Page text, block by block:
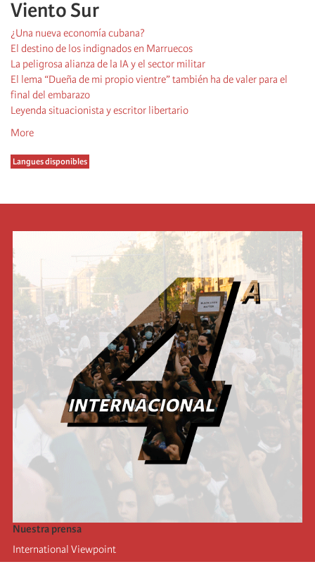
Viento Sur
¿Una nueva economía cubana?
El destino de los indignados en Marruecos
La peligrosa alianza de la IA y el sector militar
El lema “Dueña de mi propio vientre” también ha de valer para el
final del embarazo
Leyenda situacionista y escritor libertario
More
Langues disponibles
Nuestra prensa
International Viewpoint